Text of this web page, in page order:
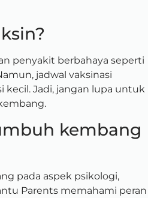
penyakit berbahaya seperti
jadwal vaksinasi
kecil. Jadi, jangan lupa untuk
kembang
pada aspek psikologi,
Parents memahami peran